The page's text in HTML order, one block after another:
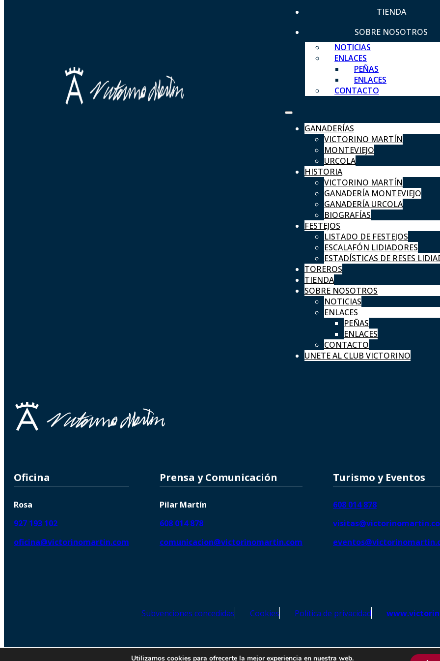
TIENDA
SOBRE NOSOTROS
NOTICIAS
ENLACES
PEÑAS
ENLACES
CONTACTO
GANADERÍAS
VICTORINO MARTÍN
MONTEVIEJO
URCOLA
HISTORIA
VICTORINO MARTÍN
GANADERÍA MONTEVIEJO
GANADERÍA URCOLA
BIOGRAFÍAS
FESTEJOS
LISTADO DE FESTEJOS
ESCALAFÓN LIDIADORES
ESTADÍSTICAS DE RESES
TOREROS
TIENDA
SOBRE NOSOTROS
NOTICIAS
ENLACES
PEÑAS
ENLACES
CONTACTO
UNETE AL CLUB VICTORINO
Oficina
Rosa
927 193 102
oficina@victorinomartin.com
Prensa y Comunicación
Pilar Martín
608 014 878
comunicacion@victorinomartin.com
Turismo y Eventos
608 014 878
Subvenciones concedidas Cookies Política de privacidad
© 2026 Copyright © | Victorino Martín – Todos los derechos reservados | SEO de Agencia
Utilizamos cookies para ofrecerte la mejor experiencia en nuestra web.